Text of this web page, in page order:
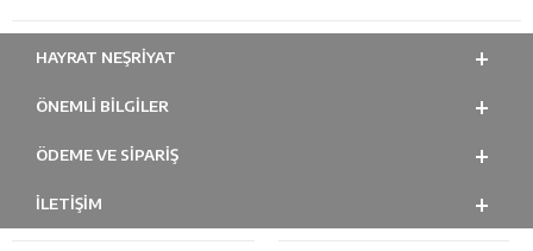
HAYRAT NEŞRIYAT
ÖNEMLI BILGILER
ÖDEME VE SİPARİŞ
İLETİŞİM